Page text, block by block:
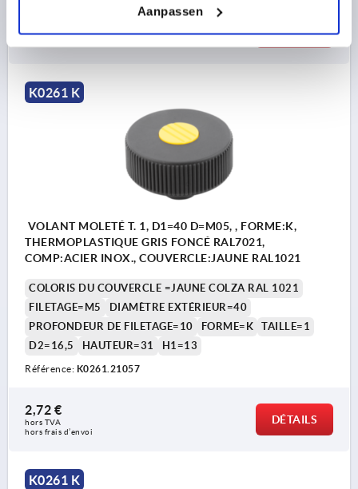
Aanpassen
hors TVA
DÉTAILS
K0261 K
VOLANT MOLETÉ T. 1, D1=40 D=M05, , FORME:K,
THERMOPLASTIQUE GRIS FONCÉ RAL7021,
COMP:ACIER INOX., COUVERCLE:JAUNE RAL1021
COLORIS DU COUVERCLE =JAUNE COLZA RAL 1021
FILETAGE=M5
DIAMÈTRE EXTÉRIEUR=40
PROFONDEUR DE FILETAGE=10
FORME=K
TAILLE=1
D2=16,5
HAUTEUR=31 H1=13
Référence: K0261.21057
2,72 €
hors TVA
hors frais d’envoi
DÉTAILS
K0261 K